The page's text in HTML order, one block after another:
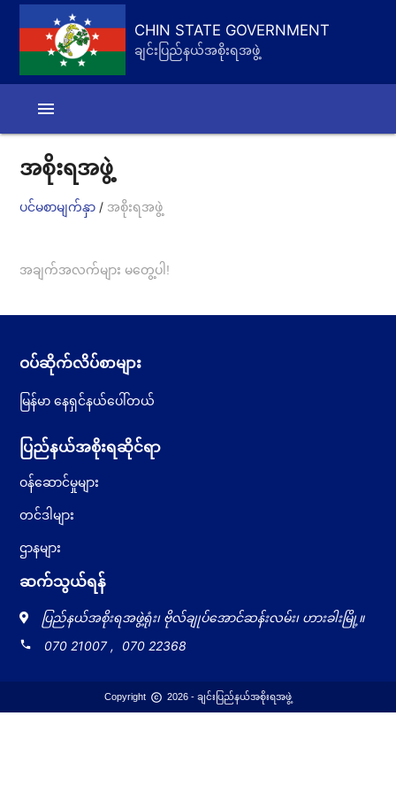
CHIN STATE GOVERNMENT
ချင်းပြည်နယ်အစိုးရအဖွဲ့
menu
အစိုးရအဖွဲ့
ပင်မစာမျက်နှာ / အစိုးရအဖွဲ့
အချက်အလက်များ မတွေ့ပါ!
ဝပ်ဆိုက်လိပ်စာများ
မြန်မာ နေရှင်နယ်ပေါ်တယ်
ပြည်နယ်အစိုးရဆိုင်ရာ
ဝန်ဆောင်မှုများ
တင်ဒါများ
ဌာနများ
ဆက်သွယ်ရန်
ပြည်နယ်အစိုးရအဖွဲ့ရုံး၊ ဗိုလ်ချုပ်အောင်ဆန်းလမ်း၊ ဟားခါးမြို့။
local_phone 070 21007 , 070 22368
Copyright copyright 2026 - ချင်းပြည်နယ်အစိုးရအဖွဲ့